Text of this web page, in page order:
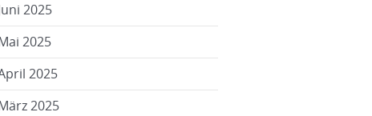
2025
2025
2025
2025